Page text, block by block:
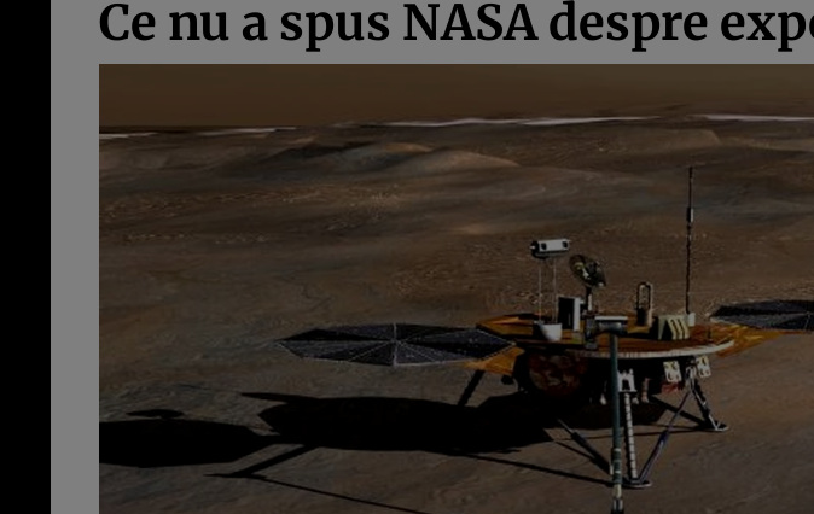
Ce nu a spus NASA despre